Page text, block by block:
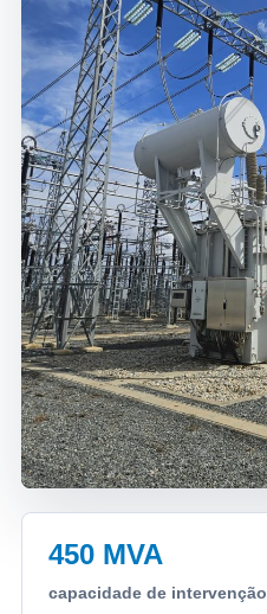
450 MVA
capacidade de intervenção